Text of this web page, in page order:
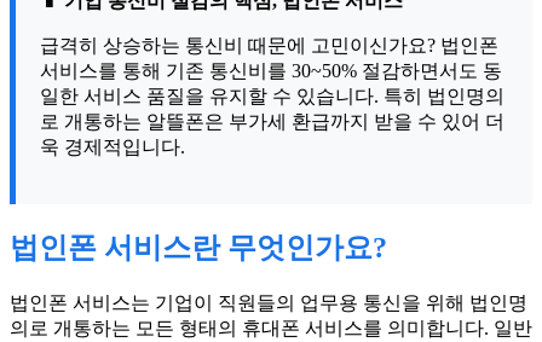
급격히 상승하는 통신비 때문에 고민이신가요? 법인폰
서비스를 통해 기존 통신비를 30~50% 절감하면서도 동
일한 서비스 품질을 유지할 수 있습니다. 특히 법인명의
로 개통하는 알뜰폰은 부가세 환급까지 받을 수 있어 더
욱 경제적입니다.
법인폰 서비스란 무엇인가요?
법인폰 서비스는 기업이 직원들의 업무용 통신을 위해 법인명
의로 개통하는 모든 형태의 휴대폰 서비스를 의미합니다. 일반